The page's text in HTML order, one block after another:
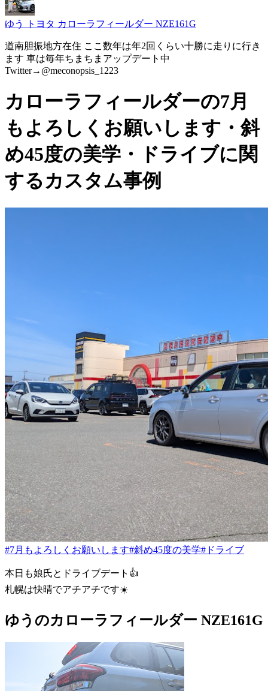
ゆう トヨタ カローラフィールダー NZE161G
道南胆振地方在住 ここ数年は年2回くらい十勝に走りに行き
ます 車は毎年ちまちまアップデート中
Twitter→@meconopsis_1223
カローラフィールダーの7月
もよろしくお願いします・斜
め45度の美学・ドライブに関
するカスタム事例
#7月もよろしくお願いします#斜め45度の美学#ドライブ
本日も娘氏とドライブデート👍
札幌は快晴でアチアチです☀️
ゆうのカローラフィールダー NZE161G